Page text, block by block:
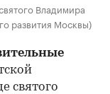
Владимира
развития Москвы)
святого